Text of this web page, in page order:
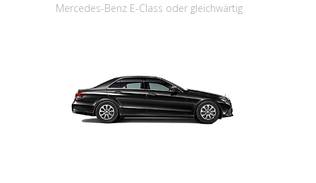
Mercedes-Benz E-Class oder gleichwärtig